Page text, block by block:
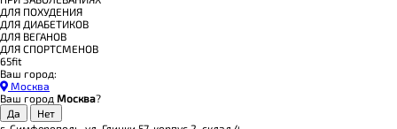
ДЛЯ ПОХУДЕНИЯ
ДЛЯ ДИАБЕТИКОВ
ДЛЯ ВЕГАНОВ
ДЛЯ СПОРТСМЕНОВ
65fit
Ваш город:
Москва
Ваш город Москва?